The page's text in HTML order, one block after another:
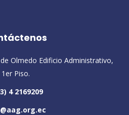
Olmedo Edificio Administrativo,
1er Piso.
4 2169209